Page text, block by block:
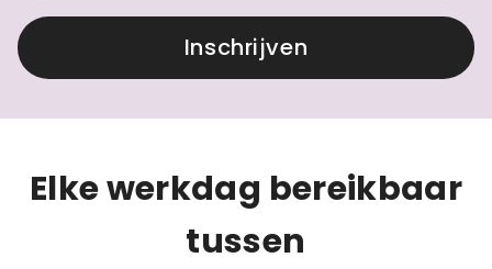
Inschrijven
Elke werkdag bereikbaar
tussen